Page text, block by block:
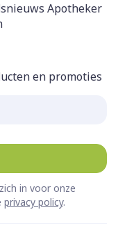
Apotheker
en promoties
in voor onze
privacy policy.